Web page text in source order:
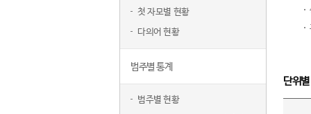
첫 자모별 현황
다의어 현황
범주별 통계
범주별 현황
단위